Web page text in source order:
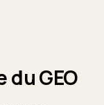
du GEO